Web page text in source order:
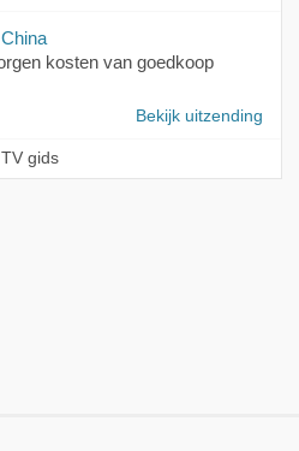
kosten van goedkoop
Bekijk uitzending
TV gids